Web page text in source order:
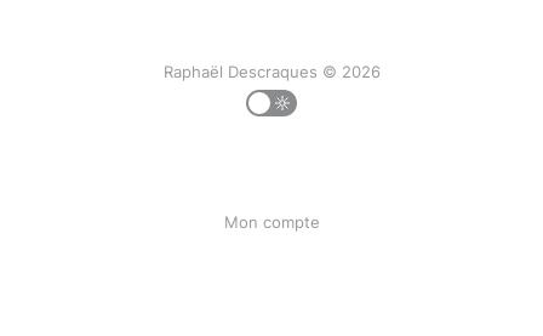
Raphaël Descraques © 2026
Mon compte